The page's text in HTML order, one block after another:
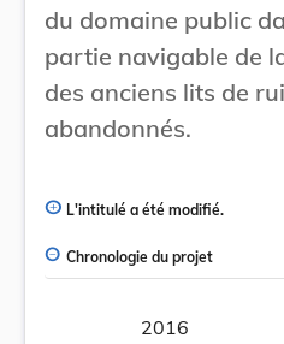
du domaine public
partie navigable de
des anciens lits de
abandonnés.
L'intitulé a été modifié.
Chronologie du projet
2016